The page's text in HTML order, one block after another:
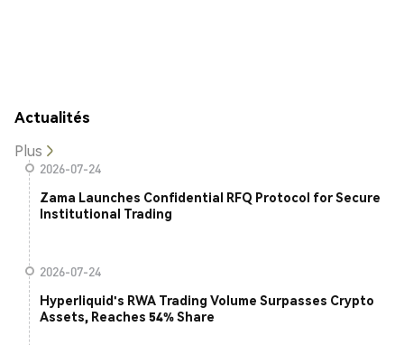
Actualités
Plus
2026-07-24
Zama Launches Confidential RFQ Protocol for Secure
Institutional Trading
2026-07-24
Hyperliquid's RWA Trading Volume Surpasses Crypto
Assets, Reaches 54% Share